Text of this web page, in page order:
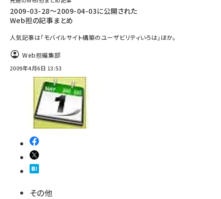
2009-03-28～2009-04-03に公開された
Web担の記事まとめ
人気記事は「モバイルサイト構築のユーザビリティいろは」ほか。
Web担編集部
2009年4月6日 13:53
その他